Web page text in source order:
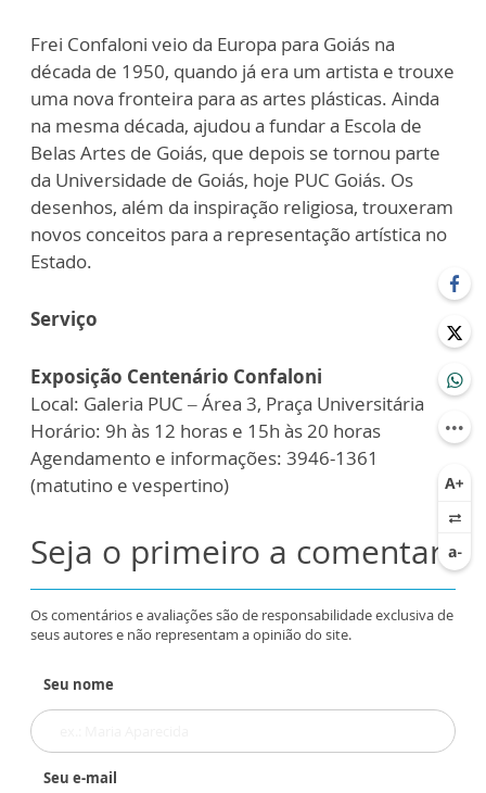
Frei Confaloni veio da Europa para Goiás na
década de 1950, quando já era um artista e trouxe
uma nova fronteira para as artes plásticas. Ainda
na mesma década, ajudou a fundar a Escola de
Belas Artes de Goiás, que depois se tornou parte
da Universidade de Goiás, hoje PUC Goiás. Os
desenhos, além da inspiração religiosa, trouxeram
novos conceitos para a representação artística no
Estado.
Serviço
Exposição Centenário Confaloni
Local: Galeria PUC – Área 3, Praça Universitária
Horário: 9h às 12 horas e 15h às 20 horas
Agendamento e informações: 3946-1361
(matutino e vespertino)
Seja o primeiro a comentar
Os comentários e avaliações são de responsabilidade exclusiva de
seus autores e não representam a opinião do site.
Seu nome
Seu e-mail